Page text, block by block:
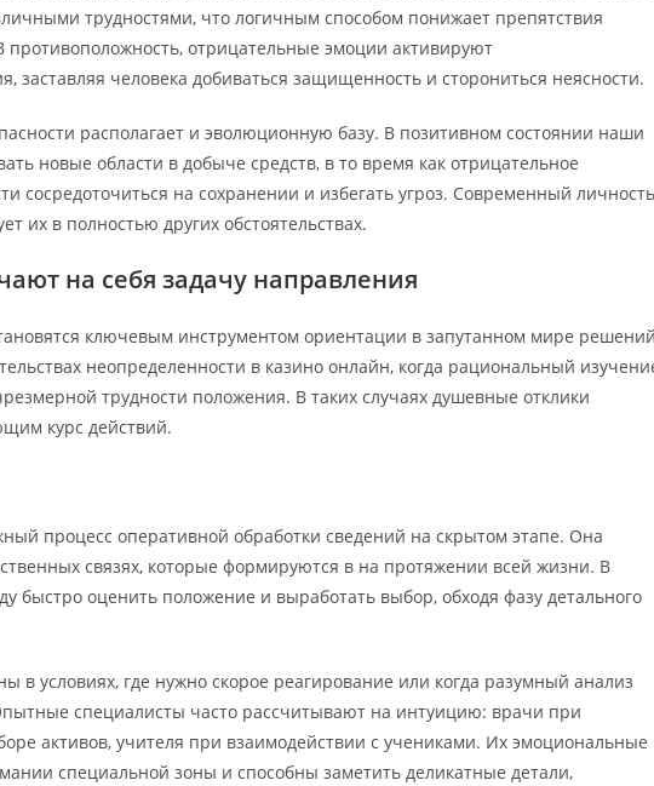
трудностями, что логичным способом понижает препятствия
отрицательные эмоции активируют
заставляя человека добиваться защищенность и сторониться неясности.
располагает и эволюционную базу. В позитивном состоянии наши
новые области в добыче средств, в то время как отрицательное
сосредоточиться на сохранении и избегать угроз. Современный личность
их в полностью других обстоятельствах.
на себя задачу направления
ключевым инструментом ориентации в запутанном мире
неопределенности в казино онлайн, когда рациональный
трудности положения. В таких случаях душевные отклики
курс действий.
процесс оперативной обработки сведений на скрытом этапе. Она
связях, которые формируются в на протяжении всей жизни. В
быстро оценить положение и выработать выбор, обходя фазу детального
в условиях, где нужно скорое реагирование или когда разумный анализ
специалисты часто рассчитывают на интуицию: врачи при
активов, учителя при взаимодействии с учениками. Их эмоциональные
специальной зоны и способны заметить деликатные детали,